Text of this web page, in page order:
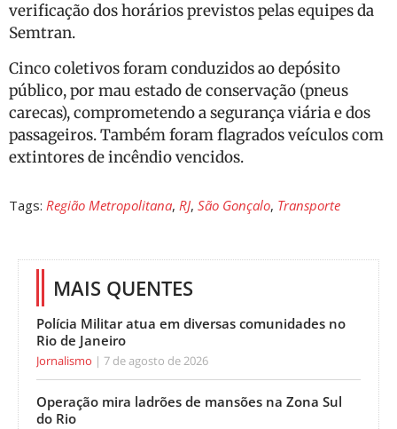
verificação dos horários previstos pelas equipes da
Semtran.
Cinco coletivos foram conduzidos ao depósito
público, por mau estado de conservação (pneus
carecas), comprometendo a segurança viária e dos
passageiros. Também foram flagrados veículos com
extintores de incêndio vencidos.
Tags: Região Metropolitana, RJ, São Gonçalo, Transporte
MAIS QUENTES
Polícia Militar atua em diversas comunidades no
Rio de Janeiro
Jornalismo 7 de agosto de 2026
Operação mira ladrões de mansões na Zona Sul
do Rio